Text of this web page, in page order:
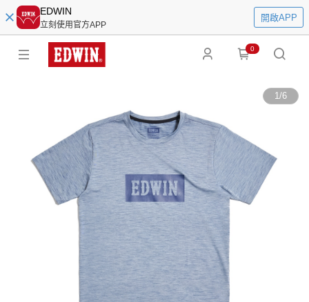
EDWIN
立刻使用官方APP
開啟APP
0
1/6